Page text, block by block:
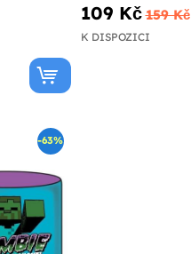
109 Kč 159 Kč
K DISPOZICI
-63%